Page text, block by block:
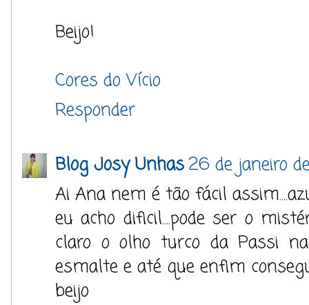
Beijo!
Cores do Vício
Responder
Blog Josy Unhas26 de janeiro
Ai Ana nem é tão fácil
eu acho dificil....pode ser o
claro o olho turco da Passi
esmalte e até que enfim
beijo